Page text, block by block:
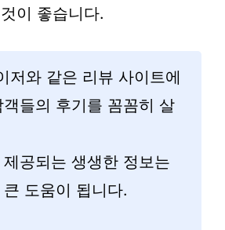
이 좋습니다.
저와 같은 리뷰 사이트에
들의 후기를 꼼꼼히 살
공되는 생생한 정보는
도움이 됩니다.